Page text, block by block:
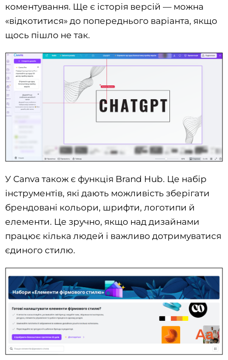
коментування. Ще є історія версій — можна
«відкотитися» до попереднього варіанта, якщо
щось пішло не так.
У Canva також є функція Brand Hub. Це набір
інструментів, які дають можливість зберігати
брендовані кольори, шрифти, логотипи й
елементи. Це зручно, якщо над дизайнами
працює кілька людей і важливо дотримуватися
єдиного стилю.